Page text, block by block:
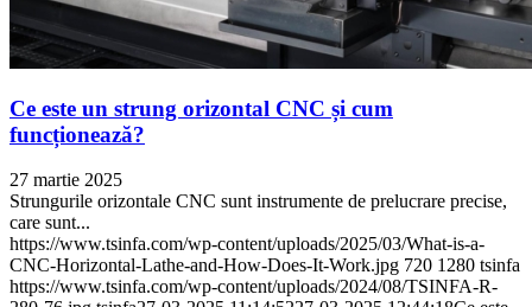
Ce este un strung orizontal CNC și cum
funcționează?
27 martie 2025
Strungurile orizontale CNC sunt instrumente de prelucrare precise,
care sunt...
https://www.tsinfa.com/wp-content/uploads/2025/03/What-is-a-
CNC-Horizontal-Lathe-and-How-Does-It-Work.jpg 720 1280 tsinfa
https://www.tsinfa.com/wp-content/uploads/2024/08/TSINFA-R-